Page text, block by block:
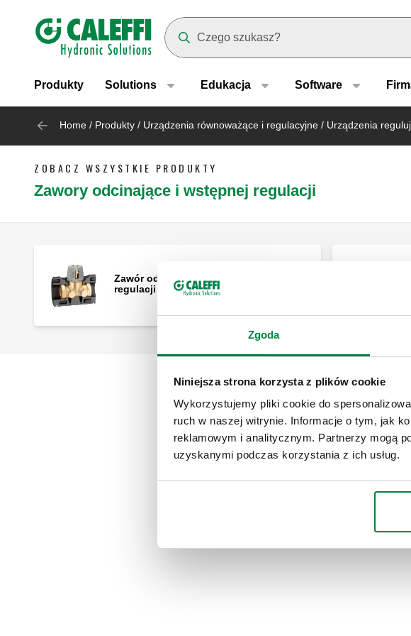
Zgoda
Niniejsza strona korzysta z plików cookie
Wykorzystujemy pliki cookie do
ruch w naszej witrynie. Informacje o tym, jak
reklamowym i analitycznym. Partnerzy mogą
uzyskanymi podczas korzystania z ich usług.
Header main navigation
Produkty Solutions Edukacja Software
Home / Produkty / Urządzenia równoważące i regulacyjne / Urządzenia
ZOBACZ WSZYSTKIE PRODUKTY
Zawory odcinające i wstępnej regulacji
Zawór odcinający i zawór wstępnej
regulacji